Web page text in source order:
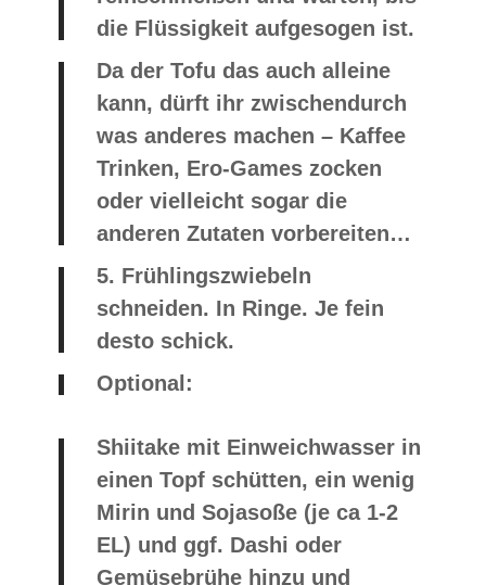
die Flüssigkeit aufgesogen ist.
Da der Tofu das auch alleine
kann, dürft ihr zwischendurch
was anderes machen – Kaffee
Trinken, Ero-Games zocken
oder vielleicht sogar die
anderen Zutaten vorbereiten…
5. Frühlingszwiebeln
schneiden. In Ringe. Je fein
desto schick.
Optional:
Shiitake mit Einweichwasser in
einen Topf schütten, ein wenig
Mirin und Sojasoße (je ca 1-2
EL) und ggf. Dashi oder
Gemüsebrühe hinzu und